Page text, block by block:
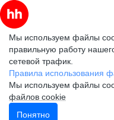
Мы используем файлы
правильную работу
сетевой трафик.
Правила использования
Мы используем файлы
файлов cookie
Понятно